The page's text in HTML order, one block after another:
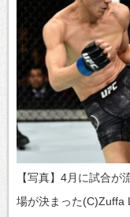
【写真】4月に試合が
場が決まった(C)Zuffa